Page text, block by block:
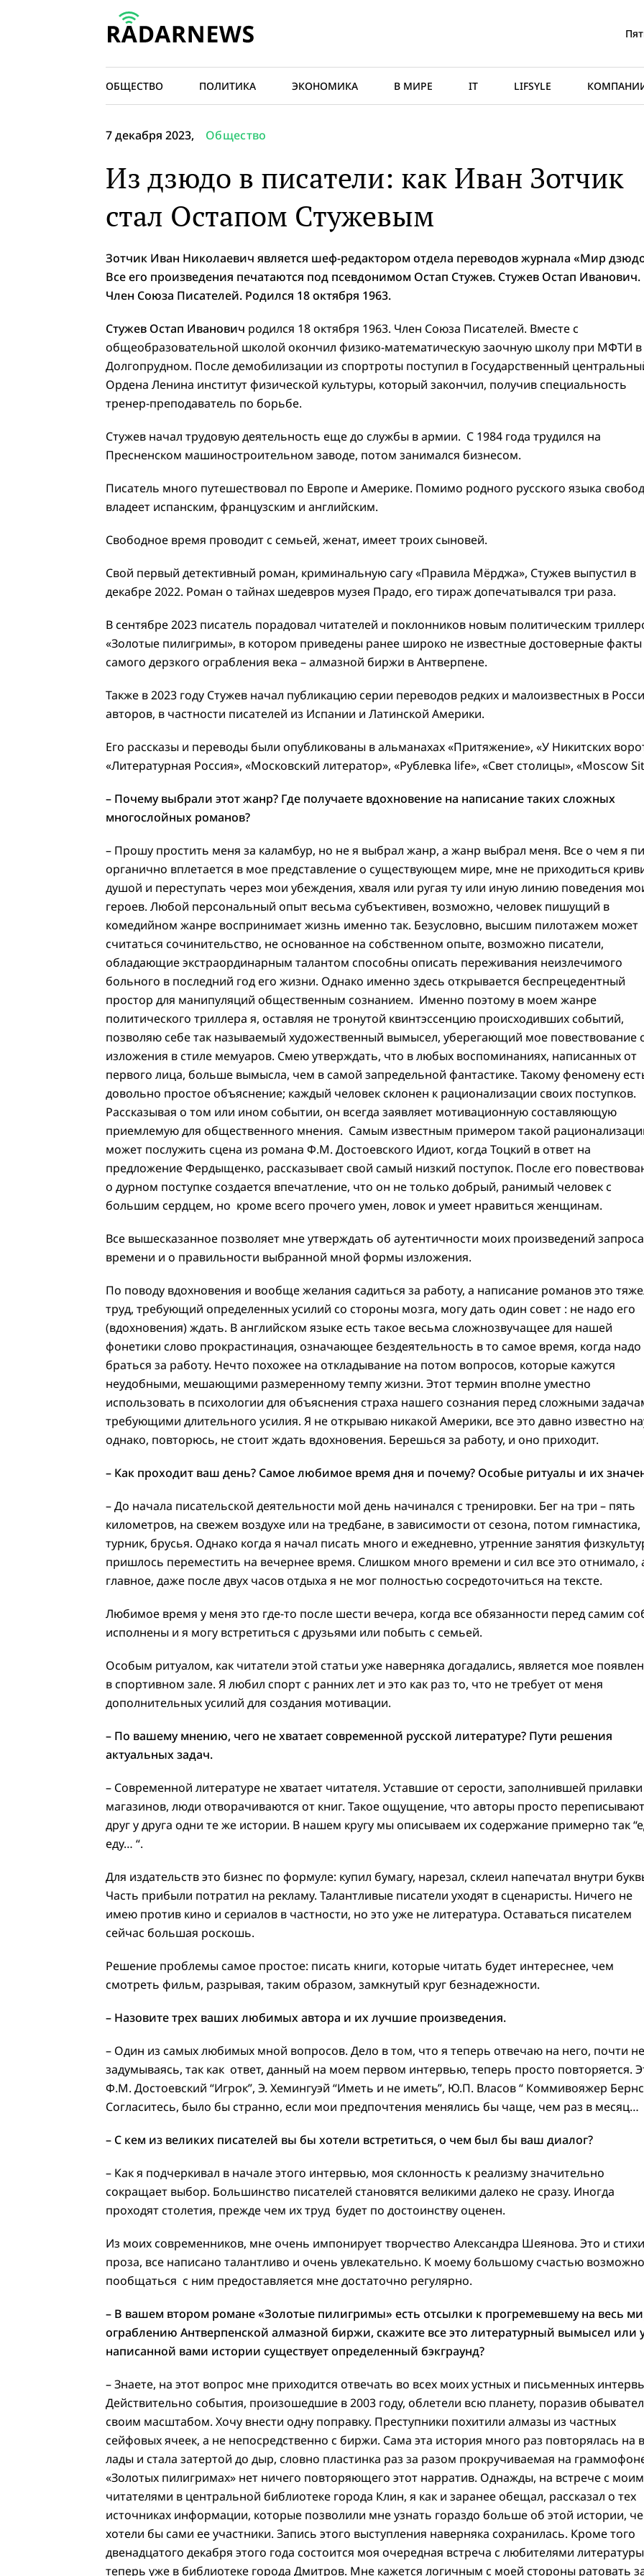
ОБЩЕСТВО ПОЛИТИКА ЭКОНОМИКА В МИРЕ IT LIFSYLE
7 декабря 2023, Общество
Из дзюдо в писатели: как Иван Зотчик
стал Остапом Стужевым
Зотчик Иван Николаевич является шеф-редактором отдела переводов журнала «Мир
Все его произведения печатаются под псевдонимом Остап Стужев. Стужев Остап Иванович.
Член Союза Писателей. Родился 18 октября 1963.
Стужев Остап Иванович родился 18 октября 1963. Член Союза Писателей. Вместе с
общеобразовательной школой окончил физико-математическую заочную школу при МФТИ в
Долгопрудном. После демобилизации из спортроты поступил в Государственный
Ордена Ленина институт физической культуры, который закончил, получив специальность
тренер-преподаватель по борьбе.
Стужев начал трудовую деятельность еще до службы в армии. С 1984 года трудился на
Пресненском машиностроительном заводе, потом занимался бизнесом.
Писатель много путешествовал по Европе и Америке. Помимо родного русского языка
владеет испанским, французским и английским.
Свободное время проводит с семьей, женат, имеет троих сыновей.
Свой первый детективный роман, криминальную сагу «Правила Мёрджа», Стужев выпустил в
декабре 2022. Роман о тайнах шедевров музея Прадо, его тираж допечатывался три раза.
В сентябре 2023 писатель порадовал читателей и поклонников новым политическим
«Золотые пилигримы», в котором приведены ранее широко не известные достоверные факты
самого дерзкого ограбления века – алмазной биржи в Антверпене.
Также в 2023 году Стужев начал публикацию серии переводов редких и малоизвестных в
авторов, в частности писателей из Испании и Латинской Америки.
Его рассказы и переводы были опубликованы в альманахах «Притяжение», «У Никитских
«Литературная Россия», «Московский литератор», «Рублевка life», «Свет столицы», «Moscow
– Почему выбрали этот жанр? Где получаете вдохновение на написание таких сложных
многослойных романов?
– Прошу простить меня за каламбур, но не я выбрал жанр, а жанр выбрал меня. Все о чем я
органично вплетается в мое представление о существующем мире, мне не приходиться
душой и переступать через мои убеждения, хваля или ругая ту или иную линию поведения
героев. Любой персональный опыт весьма субъективен, возможно, человек пишущий в
комедийном жанре воспринимает жизнь именно так. Безусловно, высшим пилотажем может
считаться сочинительство, не основанное на собственном опыте, возможно писатели,
обладающие экстраординарным талантом способны описать переживания неизлечимого
больного в последний год его жизни. Однако именно здесь открывается беспрецедентный
простор для манипуляций общественным сознанием. Именно поэтому в моем жанре
политического триллера я, оставляя не тронутой квинтэссенцию происходивших событий,
позволяю себе так называемый художественный вымысел, уберегающий мое повествование
изложения в стиле мемуаров. Смею утверждать, что в любых воспоминаниях, написанных от
первого лица, больше вымысла, чем в самой запредельной фантастике. Такому феномену
довольно простое объяснение; каждый человек склонен к рационализации своих поступков.
Рассказывая о том или ином событии, он всегда заявляет мотивационную составляющую
приемлемую для общественного мнения. Самым известным примером такой
может послужить сцена из романа Ф.М. Достоевского Идиот, когда Тоцкий в ответ на
предложение Фердыщенко, рассказывает свой самый низкий поступок. После его
о дурном поступке создается впечатление, что он не только добрый, ранимый человек с
большим сердцем, но кроме всего прочего умен, ловок и умеет нравиться женщинам.
Все вышесказанное позволяет мне утверждать об аутентичности моих произведений
времени и о правильности выбранной мной формы изложения.
По поводу вдохновения и вообще желания садиться за работу, а написание романов это
труд, требующий определенных усилий со стороны мозга, могу дать один совет : не надо его
(вдохновения) ждать. В английском языке есть такое весьма сложнозвучащее для нашей
фонетики слово прокрастинация, означающее бездеятельность в то самое время, когда надо
браться за работу. Нечто похожее на откладывание на потом вопросов, которые кажутся
неудобными, мешающими размеренному темпу жизни. Этот термин вполне уместно
использовать в психологии для объяснения страха нашего сознания перед сложными
требующими длительного усилия. Я не открываю никакой Америки, все это давно известно
однако, повторюсь, не стоит ждать вдохновения. Берешься за работу, и оно приходит.
– Как проходит ваш день? Самое любимое время дня и почему? Особые ритуалы и их
– До начала писательской деятельности мой день начинался с тренировки. Бег на три – пять
километров, на свежем воздухе или на тредбане, в зависимости от сезона, потом гимнастика,
турник, брусья. Однако когда я начал писать много и ежедневно, утренние занятия
пришлось переместить на вечернее время. Слишком много времени и сил все это отнимало,
главное, даже после двух часов отдыха я не мог полностью сосредоточиться на тексте.
Любимое время у меня это где-то после шести вечера, когда все обязанности перед самим
исполнены и я могу встретиться с друзьями или побыть с семьей.
Особым ритуалом, как читатели этой статьи уже наверняка догадались, является мое
в спортивном зале. Я любил спорт с ранних лет и это как раз то, что не требует от меня
дополнительных усилий для создания мотивации.
– По вашему мнению, чего не хватает современной русской литературе? Пути решения
актуальных задач.
– Современной литературе не хватает читателя. Уставшие от серости, заполнившей прилавки
магазинов, люди отворачиваются от книг. Такое ощущение, что авторы просто переписывают
друг у друга одни те же истории. В нашем кругу мы описываем их содержание примерно так
еду… “.
Для издательств это бизнес по формуле: купил бумагу, нарезал, склеил напечатал внутри
Часть прибыли потратил на рекламу. Талантливые писатели уходят в сценаристы. Ничего не
имею против кино и сериалов в частности, но это уже не литература. Оставаться писателем
сейчас большая роскошь.
Решение проблемы самое простое: писать книги, которые читать будет интереснее, чем
смотреть фильм, разрывая, таким образом, замкнутый круг безнадежности.
– Назовите трех ваших любимых автора и их лучшие произведения.
– Один из самых любимых мной вопросов. Дело в том, что я теперь отвечаю на него, почти не
задумываясь, так как ответ, данный на моем первом интервью, теперь просто повторяется.
Ф.М. Достоевский “Игрок”, Э. Хемингуэй “Иметь и не иметь”, Ю.П. Власов “ Коммивояжер Бернс
Согласитесь, было бы странно, если мои предпочтения менялись бы чаще, чем раз в месяц…
– С кем из великих писателей вы бы хотели встретиться, о чем был бы ваш диалог?
– Как я подчеркивал в начале этого интервью, моя склонность к реализму значительно
сокращает выбор. Большинство писателей становятся великими далеко не сразу. Иногда
проходят столетия, прежде чем их труд будет по достоинству оценен.
Из моих современников, мне очень импонирует творчество Александра Шеянова. Это и
проза, все написано талантливо и очень увлекательно. К моему большому счастью
пообщаться с ним предоставляется мне достаточно регулярно.
– В вашем втором романе «Золотые пилигримы» есть отсылки к прогремевшему на весь
ограблению Антверпенской алмазной биржи, скажите все это литературный вымысел или
написанной вами истории существует определенный бэкграунд?
– Знаете, на этот вопрос мне приходится отвечать во всех моих устных и письменных
Действительно события, произошедшие в 2003 году, облетели всю планету, поразив
своим масштабом. Хочу внести одну поправку. Преступники похитили алмазы из частных
сейфовых ячеек, а не непосредственно с биржи. Сама эта история много раз повторялась на
лады и стала затертой до дыр, словно пластинка раз за разом прокручиваемая на
«Золотых пилигримах» нет ничего повторяющего этот нарратив. Однажды, на встрече с
читателями в центральной библиотеке города Клин, я как и заранее обещал, рассказал о тех
источниках информации, которые позволили мне узнать гораздо больше об этой истории,
хотели бы сами ее участники. Запись этого выступления наверняка сохранилась. Кроме того
двенадцатого декабря этого года состоится моя очередная встреча с любителями
теперь уже в библиотеке города Дмитров. Мне кажется логичным с моей стороны ратовать